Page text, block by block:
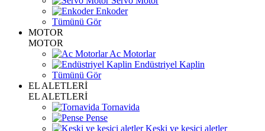
Enkoder
Tümünü Gör
MOTOR
MOTOR
Ac Motorlar
Endüstriyel Kaplin
Tümünü Gör
EL ALETLERİ
EL ALETLERİ
Tornavida
Pense
Keski ve kesici aletler